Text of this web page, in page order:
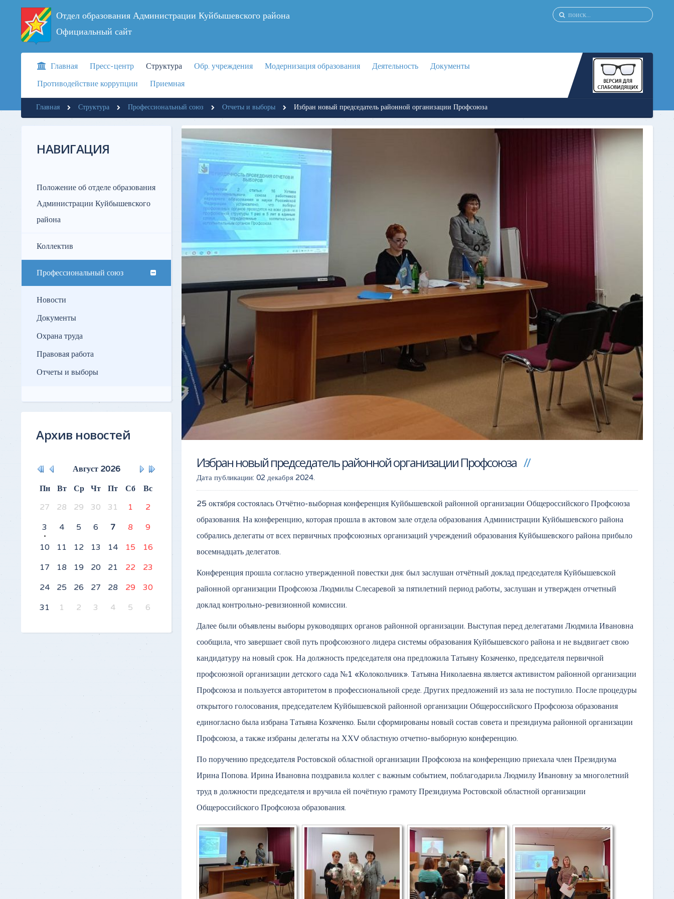
Отдел образования Администрации Куйбышевского района
Официальный сайт
Главная Пресс-центр Структура Обр. учреждения Модернизация образования Деятельность
Документы
Противодействие коррупции
Приемная
Главная Структура Профессиональный союз Отчеты и выборы Избран новый председатель районной организации Профсоюза
Избран новый председатель районной организации Профсоюза
Дата публикации: 02 декабря 2024.
25 октября состоялась Отчётно-выборная конференция Куйбышевской районной организации Общероссийского Профсоюза
образования. На конференцию, которая прошла в актовом зале отдела образования Администрации Куйбышевского района
собрались делегаты от всех первичных профсоюзных организаций учреждений образования Куйбышевского района прибыло
восемнадцать делегатов.
Конференция прошла согласно утвержденной повестки дня: был заслушан отчётный доклад председателя Куйбышевской
районной организации Профсоюза Людмилы Слесаревой за пятилетний период работы, заслушан и утвержден отчетный
доклад контрольно-ревизионной комиссии.
Далее были объявлены выборы руководящих органов районной организации. Выступая перед делегатами Людмила Ивановна
сообщила, что завершает свой путь профсоюзного лидера системы образования Куйбышевского района и не выдвигает свою
кандидатуру на новый срок. На должность председателя она предложила Татьяну Козаченко, председателя первичной
профсоюзной организации детского сада №1 «Колокольчик». Татьяна Николаевна является активистом районной организации
Профсоюза и пользуется авторитетом в профессиональной среде. Других предложений из зала не поступило. После процедуры
открытого голосования, председателем Куйбышевской районной организации Общероссийского Профсоюза образования
единогласно была избрана Татьяна Козаченко. Были сформированы новый состав совета и президиума районной организации
Профсоюза, а также избраны делегаты на ХХV областную отчетно-выборную конференцию.
По поручению председателя Ростовской областной организации Профсоюза на конференцию приехала член Президиума
Ирина Попова. Ирина Ивановна поздравила коллег с важным событием, поблагодарила Людмилу Ивановну за многолетний
труд в должности председателя и вручила ей почётную грамоту Президиума Ростовской областной организации
Общероссийского Профсоюза образования.
НАВИГАЦИЯ
Положение об отделе образования
Администрации Куйбышевского
района
Коллектив
Профессиональный союз
Новости
Документы
Охрана труда
Правовая работа
Отчеты и выборы
Архив новостей
Август 2026
Пн
Вт Ср Чт Пт Сб
Вс
27
28 29 30 31 1
2
3
4 5 6 7 8
9
10
11 12 13 14 15
16
17
18 19 20 21 22
23
24
25 26 27 28 29
30
31
1 2 3 4 5 6